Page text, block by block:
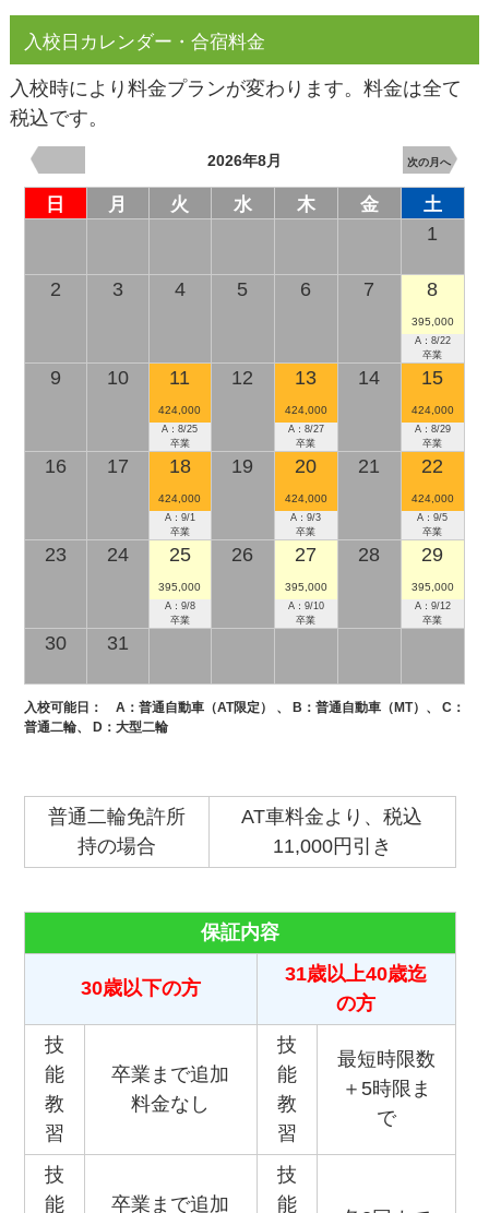
入校日カレンダー・合宿料金
入校時により料金プランが変わります。料金は全て
税込です。
2026年8月 次の月へ
日 月 火 水 木 金 土
1
2 3 4 5 6 7 8
395,000
A：8/22
卒業
9 10 11
424,000
A：8/25
卒業
12 13
424,000
A：8/27
卒業
14 15
424,000
A：8/29
卒業
16 17 18
424,000
A：9/1
卒業
19 20
424,000
A：9/3
卒業
21 22
424,000
A：9/5
卒業
23 24 25
395,000
A：9/8
卒業
26 27
395,000
A：9/10
卒業
28 29
395,000
A：9/12
卒業
30 31
入校可能日： A：普通自動車（AT限定） 、 B ：普通自動車（MT）、 C：
普通二輪、
D：大型二輪
普通二輪免許所
持の場合
AT車料金より、税込
11,000円引き
保証内容
30歳以下の方
31歳以上40歳迄
の方
技
能
教
習
卒業まで追加
料金なし
技
能
教
習
最短時限数
＋5時限ま
で
技
能
卒業まで追加
技
能